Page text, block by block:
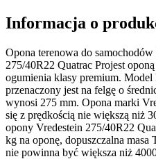
Informacja o
Opona terenowa do
275/40R22 Quatrac Projest
ogumienia klasy premium. Model
przenaczony jest na felgę o
wynosi 275 mm. Opona marki
się z prędkością nie większą niż
opony Vredestein 275/40R22
kg na oponę, dopuszczalna
nie powinna być większa niż